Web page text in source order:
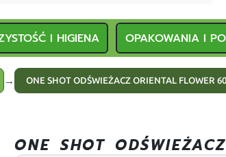
I HIGIENA OPAKOWANIA I
→ ONE SHOT ODŚWIEŻACZ ORIENTAL FLOWER
ONE SHOT